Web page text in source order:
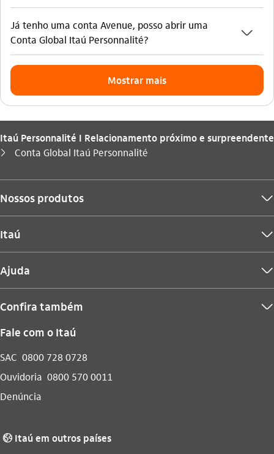
Já tenho uma conta Avenue, posso abrir uma
Conta Global Itaú Personnalité?
seta_baixo
Mostrar mais
Itaú Personnalité I Relacionamento próximo e surpreendente
seta_direita
Você está aqui:
Conta Global Itaú Personnalité
Nossos produtos seta_baixo
Itaú seta_baixo
Ajuda seta_baixo
Confira também seta_baixo
Fale com o Itaú
SAC 0800 728 0728
Ouvidoria 0800 570 0011
Denúncia
globo_outline Itaú em outros países